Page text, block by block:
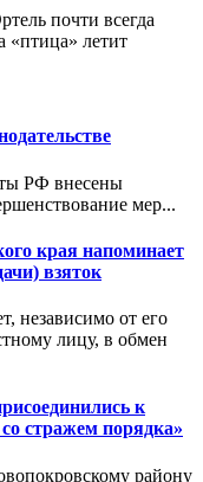
почти всегда
«птица» летит
РФ внесены
мер...
края напоминает
взяток
независимо от его
лицу, в обмен
к
стражем порядка»
району